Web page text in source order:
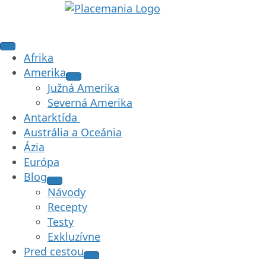
Afrika
Amerika
Južná Amerika
Severná Amerika
Antarktída
Austrália a Oceánia
Ázia
Európa
Blog
Návody
Recepty
Testy
Exkluzívne
Pred cestou